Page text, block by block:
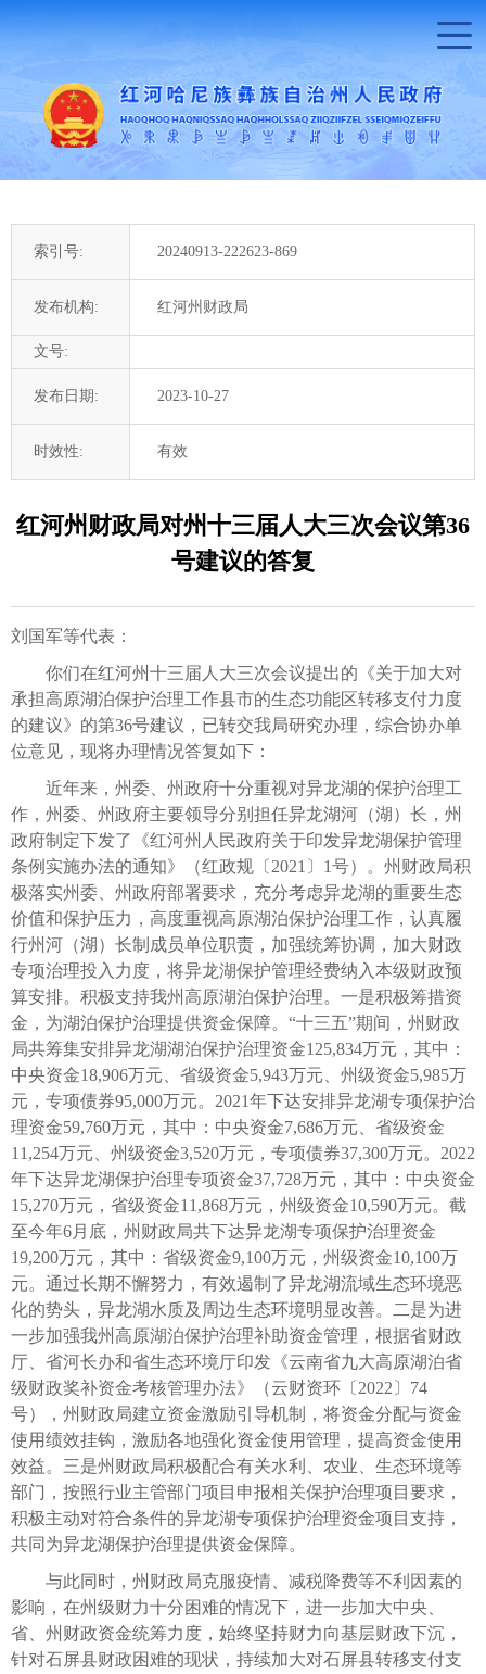
索引号: 20240913-222623-869
发布机构: 红河州财政局
文号:
发布日期: 2023-10-27
时效性: 有效
红河州财政局对州十三届人大三次会议第36
号建议的答复
刘国军等代表：
你们在红河州十三届人大三次会议提出的《关于加大对
承担高原湖泊保护治理工作县市的生态功能区转移支付力度
的建议》的第36号建议，已转交我局研究办理，综合协办单
位意见，现将办理情况答复如下：
近年来，州委、州政府十分重视对异龙湖的保护治理工
作，州委、州政府主要领导分别担任异龙湖河（湖）长，州
政府制定下发了《红河州人民政府关于印发异龙湖保护管理
条例实施办法的通知》（红政规〔2021〕1号）。州财政局积
极落实州委、州政府部署要求，充分考虑异龙湖的重要生态
价值和保护压力，高度重视高原湖泊保护治理工作，认真履
行州河（湖）长制成员单位职责，加强统筹协调，加大财政
专项治理投入力度，将异龙湖保护管理经费纳入本级财政预
算安排。积极支持我州高原湖泊保护治理。一是积极筹措资
金，为湖泊保护治理提供资金保障。“十三五”期间，州财政
局共筹集安排异龙湖湖泊保护治理资金125,834万元，其中：
中央资金18,906万元、省级资金5,943万元、州级资金5,985万
元，专项债券95,000万元。2021年下达安排异龙湖专项保护治
理资金59,760万元，其中：中央资金7,686万元、省级资金
11,254万元、州级资金3,520万元，专项债券37,300万元。2022
年下达异龙湖保护治理专项资金37,728万元，其中：中央资金
15,270万元，省级资金11,868万元，州级资金10,590万元。截
至今年6月底，州财政局共下达异龙湖专项保护治理资金
19,200万元，其中：省级资金9,100万元，州级资金10,100万
元。通过长期不懈努力，有效遏制了异龙湖流域生态环境恶
化的势头，异龙湖水质及周边生态环境明显改善。二是为进
一步加强我州高原湖泊保护治理补助资金管理，根据省财政
厅、省河长办和省生态环境厅印发《云南省九大高原湖泊省
级财政奖补资金考核管理办法》（云财资环〔2022〕74
号），州财政局建立资金激励引导机制，将资金分配与资金
使用绩效挂钩，激励各地强化资金使用管理，提高资金使用
效益。三是州财政局积极配合有关水利、农业、生态环境等
部门，按照行业主管部门项目申报相关保护治理项目要求，
积极主动对符合条件的异龙湖专项保护治理资金项目支持，
共同为异龙湖保护治理提供资金保障。
与此同时，州财政局克服疫情、减税降费等不利因素的
影响，在州级财力十分困难的情况下，进一步加大中央、
省、州财政资金统筹力度，始终坚持财力向基层财政下沉，
针对石屏县财政困难的现状，持续加大对石屏县转移支付支